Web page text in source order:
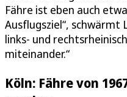
Fähre ist eben auch
Ausflugsziel“, schwärmt
links- und
miteinander.“
Köln: Fähre von